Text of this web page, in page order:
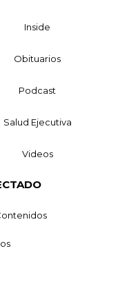
Inside
Obituarios
Podcast
Salud Ejecutiva
Videos